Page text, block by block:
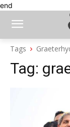
end
Tags
Tag: